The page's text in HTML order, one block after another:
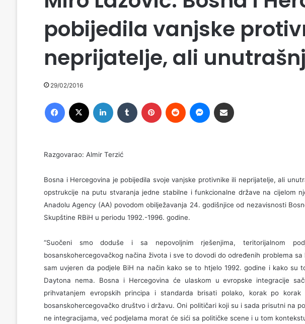
pobijedila vanjske
neprijatelje, ali
29/02/2016
Razgovarao: Almir Terzić
Bosna i Hercegovina je pobijedila svoje vanjske protivnike ili neprijatelje, ali
opstrukcije na putu stvaranja jedne stabilne i funkcionalne države na cijelom
Anadolu Agency (AA) povodom obilježavanja 24. godišnjice od nezavisnosti
Skupštine RBiH u periodu 1992.-1996. godine.
“Suočeni smo doduše i sa nepovoljnim rješenjima, teritorijalnom
bosanskohercegovačkog načina života i sve to dovodi do određenih problema
sam uvjeren da podjele BiH na način kako se to htjelo 1992. godine i kako su
Daytona nema. Bosna i Hercegovina će ulaskom u evropske integracije
prihvatanjem evropskih principa i standarda brisati polako, korak po
bosanskohercegovačko društvo i državu. Oni političari koji su i sada prisutni na
ne integracijama, već podjelama morat će sići sa političke scene i u tom